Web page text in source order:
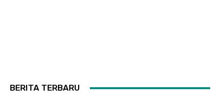
BERITA TERBARU